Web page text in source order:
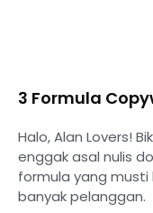
3 Formula
Halo, Alan Lovers!
enggak asal nulis
formula yang
banyak pelanggan.